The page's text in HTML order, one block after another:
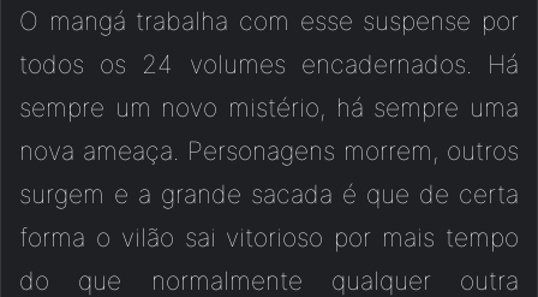
O mangá trabalha com esse suspense por
todos os 24 volumes encadernados. Há
sempre um novo mistério, há sempre uma
nova ameaça. Personagens morrem, outros
surgem e a grande sacada é que de certa
forma o vilão sai vitorioso por mais tempo
do que normalmente qualquer outra